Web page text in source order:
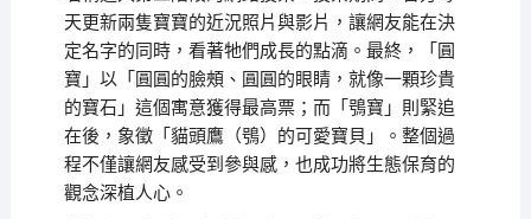
天更新兩隻寶寶的近況照片與影片，讓網友能在決
定名字的同時，看著牠們成長的點滴。最終，「圓
寶」以「圓圓的臉頰、圓圓的眼睛，就像一顆珍貴
的寶石」這個寓意獲得最高票；而「鴞寶」則緊追
在後，象徵「貓頭鷹（鴞）的可愛寶貝」。整個過
程不僅讓網友感受到參與感，也成功將生態保育的
觀念深植人心。